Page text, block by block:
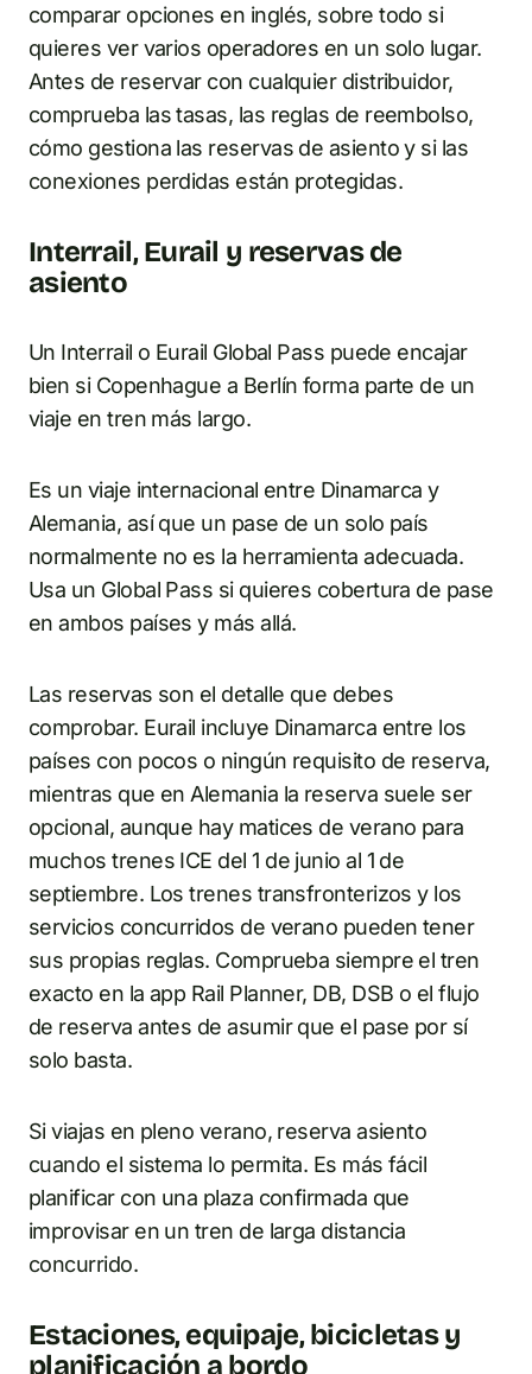
comparar opciones en inglés, sobre todo si
quieres ver varios operadores en un solo lugar.
Antes de reservar con cualquier distribuidor,
comprueba las tasas, las reglas de reembolso,
cómo gestiona las reservas de asiento y si las
conexiones perdidas están protegidas.
Interrail, Eurail y reservas de
asiento
Un Interrail o Eurail Global Pass puede encajar
bien si Copenhague a Berlín forma parte de un
viaje en tren más largo.
Es un viaje internacional entre Dinamarca y
Alemania, así que un pase de un solo país
normalmente no es la herramienta adecuada.
Usa un Global Pass si quieres cobertura de pase
en ambos países y más allá.
Las reservas son el detalle que debes
comprobar. Eurail incluye Dinamarca entre los
países con pocos o ningún requisito de reserva,
mientras que en Alemania la reserva suele ser
opcional, aunque hay matices de verano para
muchos trenes ICE del 1 de junio al 1 de
septiembre. Los trenes transfronterizos y los
servicios concurridos de verano pueden tener
sus propias reglas. Comprueba siempre el tren
exacto en la app Rail Planner, DB, DSB o el flujo
de reserva antes de asumir que el pase por sí
solo basta.
Si viajas en pleno verano, reserva asiento
cuando el sistema lo permita. Es más fácil
planificar con una plaza confirmada que
improvisar en un tren de larga distancia
concurrido.
Estaciones, equipaje, bicicletas y
planificación a bordo